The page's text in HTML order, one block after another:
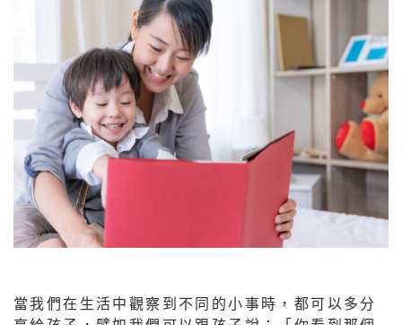
當我們在生活中觀察到不同的小事時，都可以多分